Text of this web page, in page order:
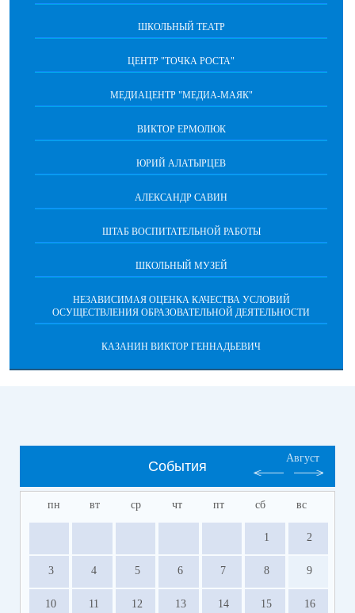
ШКОЛЬНЫЙ ТЕАТР
ЦЕНТР "ТОЧКА РОСТА"
МЕДИАЦЕНТР "МЕДИА-МАЯК"
ВИКТОР ЕРМОЛЮК
ЮРИЙ АЛАТЫРЦЕВ
АЛЕКСАНДР САВИН
ШТАБ ВОСПИТАТЕЛЬНОЙ РАБОТЫ
ШКОЛЬНЫЙ МУЗЕЙ
НЕЗАВИСИМАЯ ОЦЕНКА КАЧЕСТВА УСЛОВИЙ
ОСУЩЕСТВЛЕНИЯ ОБРАЗОВАТЕЛЬНОЙ ДЕЯТЕЛЬНОСТИ
КАЗАНИН ВИКТОР ГЕННАДЬЕВИЧ
События
Август
пн вт ср чт пт сб вс
1 2
3 4 5 6 7 8 9
10 11 12 13 14 15 16